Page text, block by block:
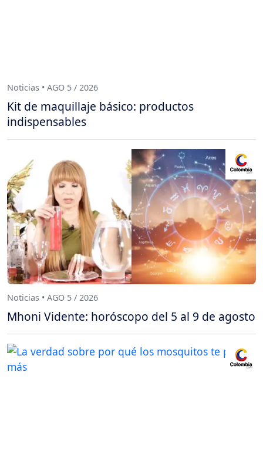
Noticias • AGO 5 / 2026
Kit de maquillaje básico: productos
indispensables
Noticias • AGO 5 / 2026
Mhoni Vidente: horóscopo del 5 al 9 de agosto